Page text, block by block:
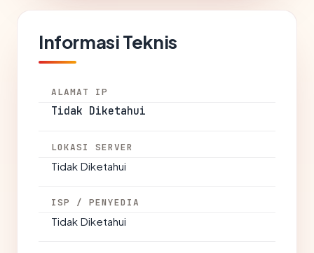
Informasi Teknis
ALAMAT IP
Tidak Diketahui
LOKASI SERVER
Tidak Diketahui
ISP / PENYEDIA
Tidak Diketahui